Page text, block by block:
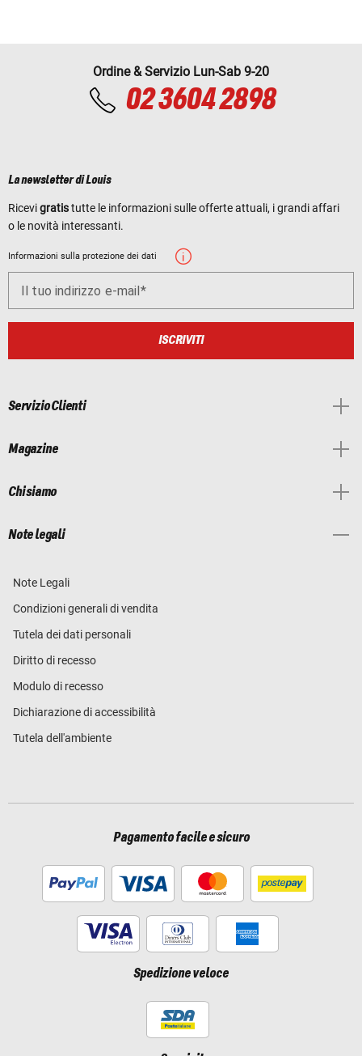
Ordine & Servizio Lun-Sab 9-20
02 3604 2898
La newsletter di Louis
Ricevigratistutte le informazioni sulle offerte attuali, i grandi affari
o le novità interessanti.
Informazioni sulla protezione dei dati
Il tuo indirizzo e-mail
ISCRIVITI
Servizio Clienti
Magazine
Chi siamo
Note legali
Note Legali
Condizioni generali di vendita
Tutela dei dati personali
Diritto di recesso
Modulo di recesso
Dichiarazione di accessibilità
Tutela dell'ambiente
Pagamento facile e sicuro
Spedizione veloce